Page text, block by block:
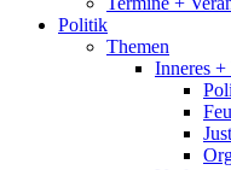
Politik
Themen
Inneres +